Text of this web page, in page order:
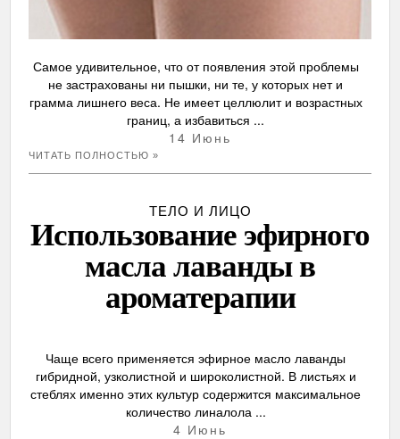
Самое удивительное, что от появления этой проблемы
не застрахованы ни пышки, ни те, у которых нет и
грамма лишнего веса. Не имеет целлюлит и возрастных
границ, а избавиться ...
14 Июнь
ЧИТАТЬ ПОЛНОСТЬЮ »
ТЕЛО И ЛИЦО
Использование эфирного
масла лаванды в
ароматерапии
Чаще всего применяется эфирное масло лаванды
гибридной, узколистной и широколистной. В листьях и
стеблях именно этих культур содержится максимальное
количество линалола ...
4 Июнь